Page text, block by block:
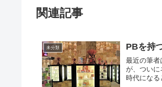
関連記事
未分類 PBを持
最近の筆
が、つい
時代にな